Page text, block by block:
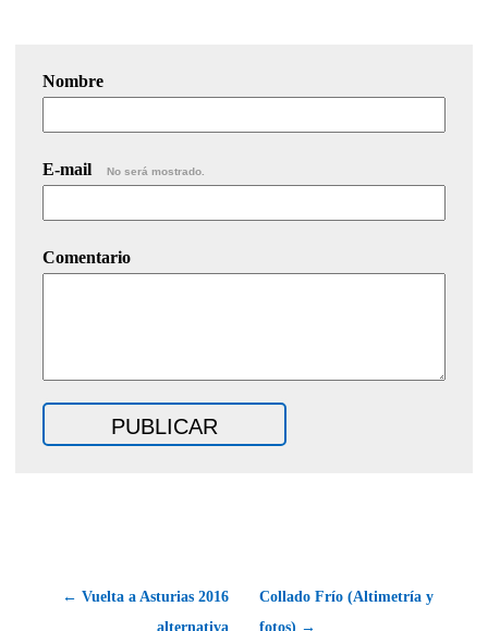
Nombre
E-mail No será mostrado.
Comentario
← Vuelta a Asturias 2016
alternativa
Collado Frío (Altimetría y
fotos) →